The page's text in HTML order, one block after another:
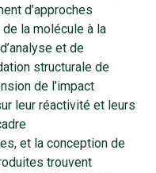
d’approches
la molécule à la
et de
structurale de
de l’impact
leur réactivité et leurs
et la conception de
trouvent